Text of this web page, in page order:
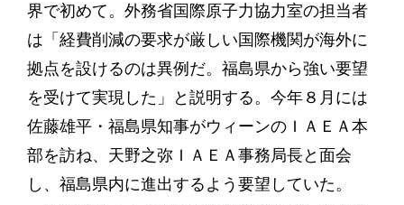
界で初めて。外務省国際原子力協力室の担当者
は「経費削減の要求が厳しい国際機関が海外に
拠点を設けるのは異例だ。福島県から強い要望
を受けて実現した」と説明する。今年８月には
佐藤雄平・福島県知事がウィーンのＩＡＥＡ本
部を訪ね、天野之弥ＩＡＥＡ事務局長と面会
し、福島県内に進出するよう要望していた。